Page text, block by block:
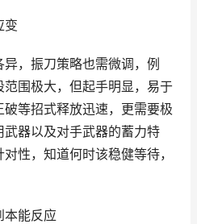
变
，振刀策略也需微调，例
围极大，但起手明显，易于
等招式释放迅速，更需要极
器以及对手武器的蓄力特
性，知道何时该稳健等待，
本能反应